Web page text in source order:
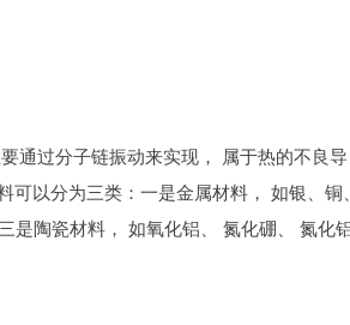
通过分子链振动来实现， 属于热的不良导
可以分为三类：一是金属材料， 如银、铜
是陶瓷材料， 如氧化铝、 氮化硼、 氮化